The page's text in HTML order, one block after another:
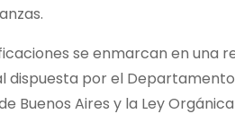
se enmarcan en una
dispuesta por el
Buenos Aires y la Ley